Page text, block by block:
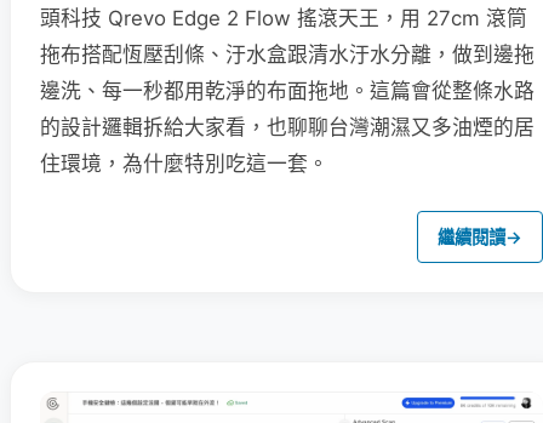
頭科技 Qrevo Edge 2 Flow 搖滾天王，用 27cm 滾筒
拖布搭配恆壓刮條、汙水盒跟清水汙水分離，做到邊拖
邊洗、每一秒都用乾淨的布面拖地。這篇會從整條水路
的設計邏輯拆給大家看，也聊聊台灣潮濕又多油煙的居
住環境，為什麼特別吃這一套。
繼續閱讀→